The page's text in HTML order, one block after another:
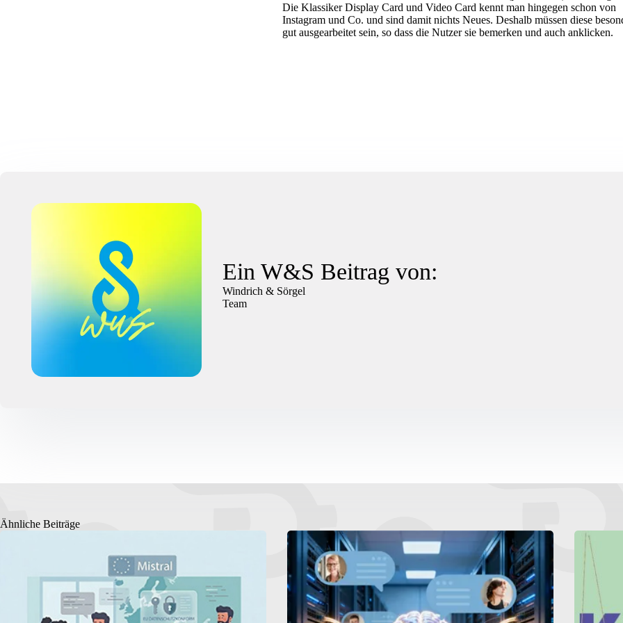
Die Klassiker Display Card und Video Card kennt man hingegen schon von
Instagram und Co. und sind damit nichts Neues. Deshalb müssen diese
gut ausgearbeitet sein, so dass die Nutzer sie bemerken und auch anklicken.
Ein W&S Beitrag von:
Windrich & Sörgel
Team
Ähnliche Beiträge